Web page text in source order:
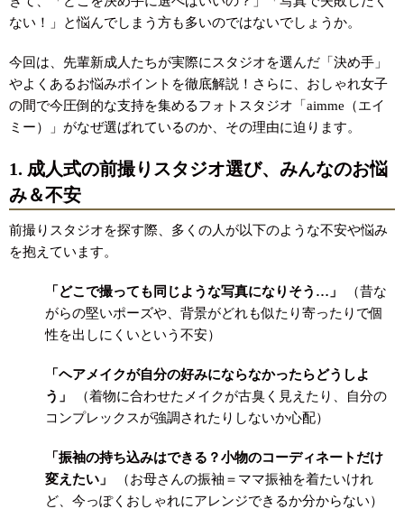
ない！」と悩んでしまう方も多いのではないでしょうか。
今回は、先輩新成人たちが実際にスタジオを選んだ「決め手」
やよくあるお悩みポイントを徹底解説！さらに、おしゃれ女子
の間で今圧倒的な支持を集めるフォトスタジオ「aimme（エイ
ミー）」がなぜ選ばれているのか、その理由に迫ります。
1. 成人式の前撮りスタジオ選び、みんなのお悩
み＆不安
前撮りスタジオを探す際、多くの人が以下のような不安や悩み
を抱えています。
「どこで撮っても同じような写真になりそう…」
（昔な
がらの堅いポーズや、背景がどれも似たり寄ったりで個
性を出しにくいという不安）
「ヘアメイクが自分の好みにならなかったらどうしよ
う」
（着物に合わせたメイクが古臭く見えたり、自分の
コンプレックスが強調されたりしないか心配）
「振袖の持ち込みはできる？小物のコーディネートだけ
変えたい」
（お母さんの振袖＝ママ振袖を着たいけれ
ど、今っぽくおしゃれにアレンジできるか分からない）